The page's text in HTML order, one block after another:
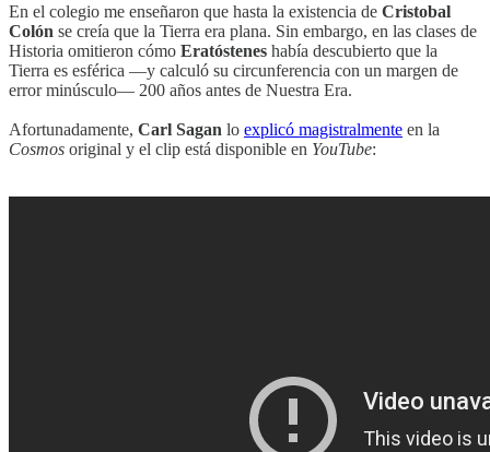
En el colegio me enseñaron que hasta la existencia de Cristobal
Colón se creía que la Tierra era plana. Sin embargo, en las clases de
Historia omitieron cómo Eratóstenes había descubierto que la
Tierra es esférica —y calculó su circunferencia con un margen de
error minúsculo— 200 años antes de Nuestra Era.
Afortunadamente, Carl Sagan lo explicó magistralmente en la
Cosmos original y el clip está disponible en YouTube: